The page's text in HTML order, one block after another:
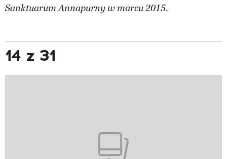
Sanktuarum Annapurny w marcu 2015.
14 z 31